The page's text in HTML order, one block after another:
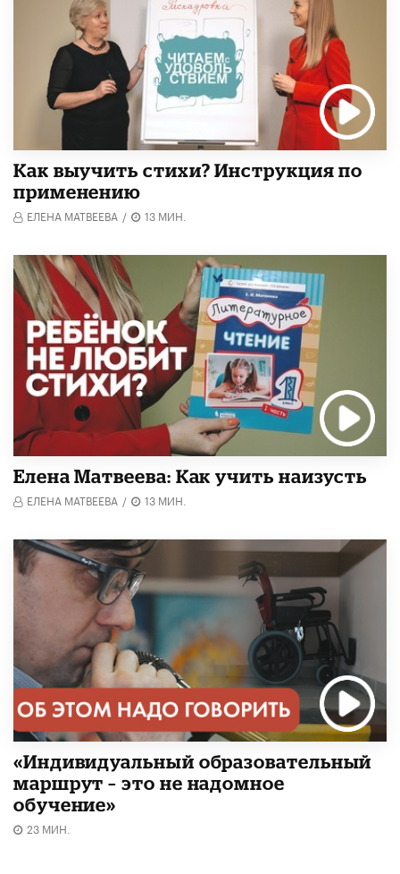
Как выучить стихи? Инструкция по
применению
ЕЛЕНА МАТВЕЕВА / 13 МИН.
Елена Матвеева: Как учить наизусть
ЕЛЕНА МАТВЕЕВА / 13 МИН.
«Индивидуальный образовательный
маршрут – это не надомное
обучение»
23 МИН.